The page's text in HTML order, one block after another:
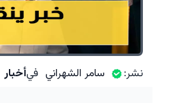
نشر: سامر الشهراني فيأخبار